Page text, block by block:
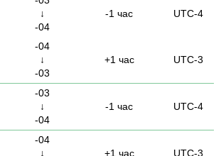
↓
-04
-1 час UTC-4
-04
↓
-03
+1 час UTC-3
-03
↓
-04
-1 час UTC-4
-04
↓
+1 час UTC-3